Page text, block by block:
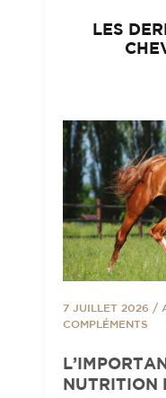
LES
7 JUILLET 2026 /
COMPLÉMENTS
NUTRITION